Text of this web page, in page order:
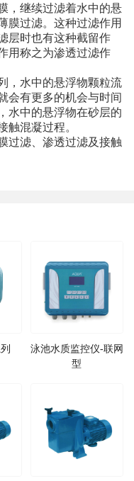
，继续过滤着水中的悬
膜过滤。这种过滤作用
层时也有这种截留作
用称之为渗透过滤作
，水中的悬浮物颗粒流
会有更多的机会与时间
水中的悬浮物在砂层的
触混凝过程。
过滤、渗透过滤及接触
泳池水质监控仪-联网
型